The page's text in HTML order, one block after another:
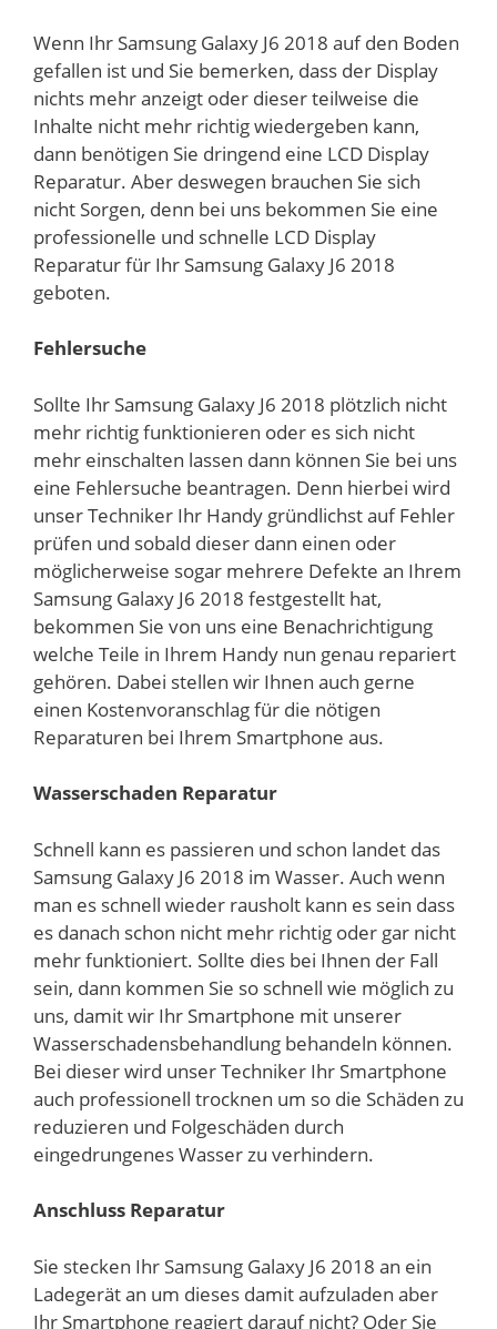
Wenn Ihr Samsung Galaxy J6 2018 auf den Boden
gefallen ist und Sie bemerken, dass der Display
nichts mehr anzeigt oder dieser teilweise die
Inhalte nicht mehr richtig wiedergeben kann,
dann benötigen Sie dringend eine LCD Display
Reparatur. Aber deswegen brauchen Sie sich
nicht Sorgen, denn bei uns bekommen Sie eine
professionelle und schnelle LCD Display
Reparatur für Ihr Samsung Galaxy J6 2018
geboten.
Fehlersuche
Sollte Ihr Samsung Galaxy J6 2018 plötzlich nicht
mehr richtig funktionieren oder es sich nicht
mehr einschalten lassen dann können Sie bei uns
eine Fehlersuche beantragen. Denn hierbei wird
unser Techniker Ihr Handy gründlichst auf Fehler
prüfen und sobald dieser dann einen oder
möglicherweise sogar mehrere Defekte an Ihrem
Samsung Galaxy J6 2018 festgestellt hat,
bekommen Sie von uns eine Benachrichtigung
welche Teile in Ihrem Handy nun genau repariert
gehören. Dabei stellen wir Ihnen auch gerne
einen Kostenvoranschlag für die nötigen
Reparaturen bei Ihrem Smartphone aus.
Wasserschaden Reparatur
Schnell kann es passieren und schon landet das
Samsung Galaxy J6 2018 im Wasser. Auch wenn
man es schnell wieder rausholt kann es sein dass
es danach schon nicht mehr richtig oder gar nicht
mehr funktioniert. Sollte dies bei Ihnen der Fall
sein, dann kommen Sie so schnell wie möglich zu
uns, damit wir Ihr Smartphone mit unserer
Wasserschadensbehandlung behandeln können.
Bei dieser wird unser Techniker Ihr Smartphone
auch professionell trocknen um so die Schäden zu
reduzieren und Folgeschäden durch
eingedrungenes Wasser zu verhindern.
Anschluss Reparatur
Sie stecken Ihr Samsung Galaxy J6 2018 an ein
Ladegerät an um dieses damit aufzuladen aber
Ihr Smartphone reagiert darauf nicht? Oder Sie